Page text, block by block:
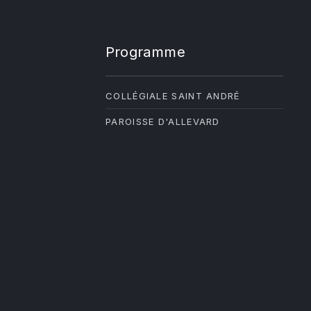
Programme
COLLÉGIALE SAINT ANDRÉ
PAROISSE D'ALLEVARD